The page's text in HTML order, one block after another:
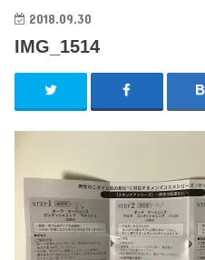
2018.09.30
IMG_1514